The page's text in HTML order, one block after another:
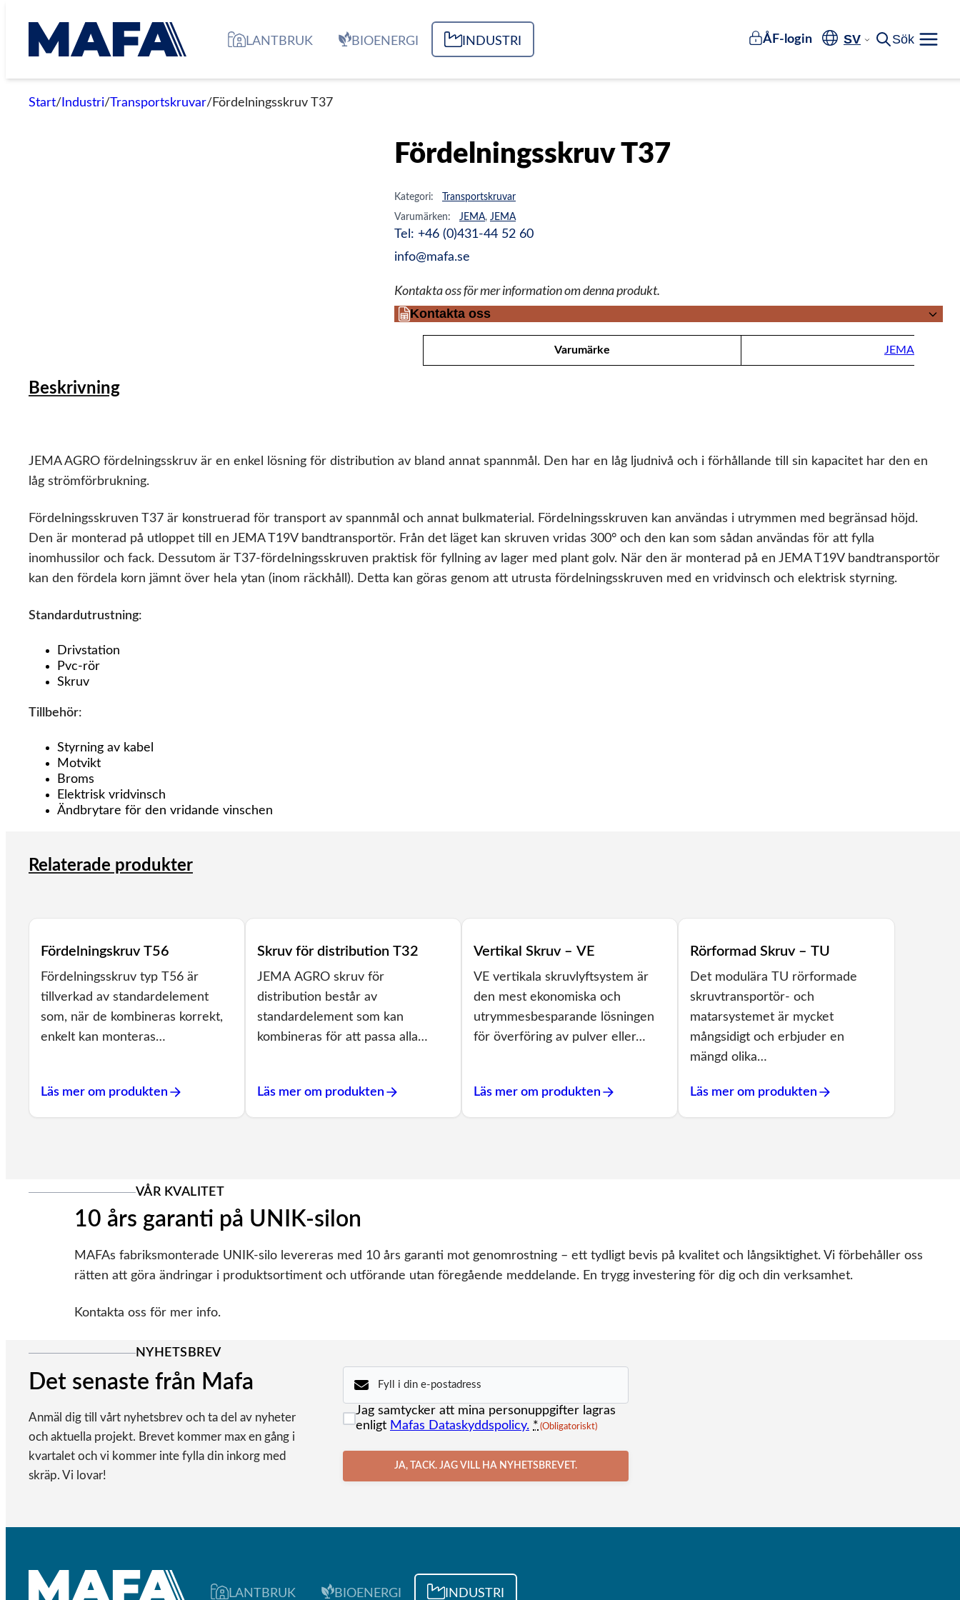
innehåll
LANTBRUK BIOENERGI INDUSTRI ÅF-login SV Sök Meny
Start/ Industri/Transportskruvar/ Fördelningsskruv T37
Fördelningsskruv T37
Kategori:
Transportskruvar
Varumärken:
JEMA, JEMA
Tel: +46 (0)431-44 52 60
info@mafa.se
Kontakta oss för mer information om denna produkt.
Kontakta oss
Varumärke JEMA
Beskrivning
JEMA AGRO fördelningsskruv är en enkel lösning för distribution av bland annat spannmål. Den har en låg ljudnivå och i förhållande till sin kapacitet har den en
låg strömförbrukning.
Fördelningsskruven T37 är konstruerad för transport av spannmål och annat bulkmaterial. Fördelningsskruven kan användas i utrymmen med begränsad höjd.
Den är monterad på utloppet till en JEMA T19V bandtransportör. Från det läget kan skruven vridas 300° och den kan som sådan användas för att fylla
inomhussilor och fack. Dessutom är T37-fördelningsskruven praktisk för fyllning av lager med plant golv. När den är monterad på en JEMA T19V bandtransportör
kan den fördela korn jämnt över hela ytan (inom räckhåll). Detta kan göras genom att utrusta fördelningsskruven med en vridvinsch och elektrisk styrning.
Standardutrustning:
Drivstation
Pvc-rör
Skruv
Tillbehör:
Styrning av kabel
Motvikt
Broms
Elektrisk vridvinsch
Ändbrytare för den vridande vinschen
Relaterade produkter
Fördelningskruv T56
Fördelningsskruv typ T56 är
tillverkad av standardelement
som, när de kombineras korrekt,
enkelt kan monteras…
Läs mer om produkten
Skruv för distribution T32
JEMA AGRO skruv för
distribution består av
standardelement som kan
kombineras för att passa alla…
Läs mer om produkten
Vertikal Skruv – VE
VE vertikala skruvlyftsystem är
den mest ekonomiska och
utrymmesbesparande lösningen
för överföring av pulver eller…
Läs mer om produkten
Rörformad Skruv – TU
Det modulära TU rörformade
skruvtransportör- och
matarsystemet är mycket
mångsidigt och erbjuder en
mängd olika…
Läs mer om produkten
VÅR KVALITET
10 års garanti på UNIK-silon
MAFAs fabriksmonterade UNIK-silo levereras med 10 års garanti mot genomrostning – ett tydligt bevis på kvalitet och långsiktighet. Vi förbehåller oss
rätten att göra ändringar i produktsortiment och utförande utan föregående meddelande. En trygg investering för dig och din verksamhet.
Kontakta oss för mer info.
NYHETSBREV
Det senaste från Mafa
Anmäl dig till vårt nyhetsbrev och ta del av nyheter
och aktuella projekt. Brevet kommer max en gång i
kvartalet och vi kommer inte fylla din inkorg med
skräp. Vi lovar!
post(Obligatoriskt)
Samtycke(Obligatoriskt)
Jag samtycker att mina personuppgifter lagras
enligt Mafas Dataskyddspolicy. * (Obligatoriskt)
JA, TACK. JAG VILL HA NYHETSBREVET.
LANTBRUK BIOENERGI INDUSTRI